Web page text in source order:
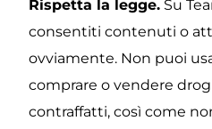
Rispetta la legge. Su
consentiti contenuti o
ovviamente. Non puoi
comprare o vendere
contraffatti, così come